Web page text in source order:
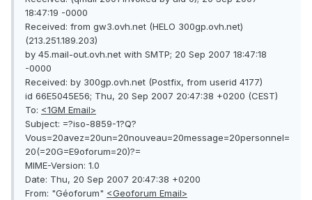
18:47:19 -0000
Received: from gw3.ovh.net (HELO 300gp.ovh.net)
(213.251.189.203)
by 45.mail-out.ovh.net with SMTP; 20 Sep 2007 18:47:18
-0000
Received: by 300gp.ovh.net (Postfix, from userid 4177)
id 66E5045E56; Thu, 20 Sep 2007 20:47:38 +0200 (CEST)
To: <1GM Email>
Subject: =?iso-8859-1?Q?
Vous=20avez=20un=20nouveau=20message=20personnel=
20(=20G=E9oforum=20)?=
MIME-Version: 1.0
Date: Thu, 20 Sep 2007 20:47:38 +0200
From: "Géoforum" <Geoforum Email>